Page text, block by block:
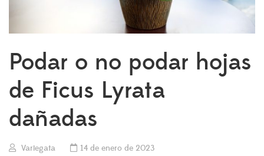
Podar o no podar hojas
de Ficus Lyrata
dañadas
Variegata
14 de enero de 2023